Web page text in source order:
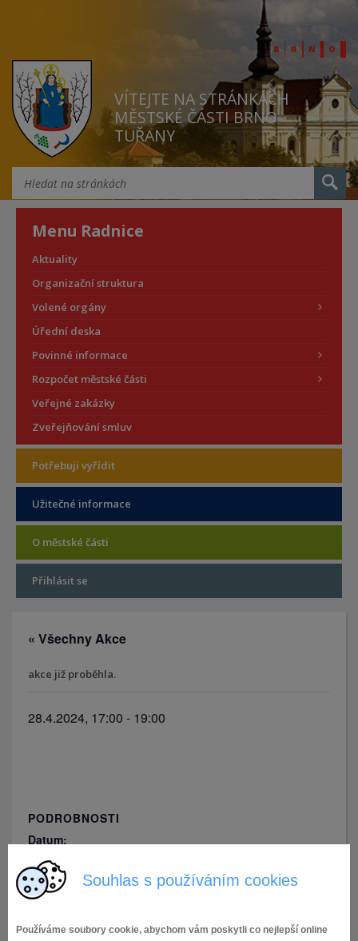
Souhlas s používáním cookies
Používáme soubory cookie, abychom vám poskytli co nejlepší online
VÍTEJTE NA STRÁNKÁCH
MĚSTSKÉ ČÁSTI BRNO
TUŘANY
Menu Radnice
Aktuality
Organizační struktura
Volené orgány
Úřední deska
Povinné informace
Rozpočet městské části
Veřejné zakázky
Zveřejňování smluv
Potřebuji vyřídit
Užitečné informace
O městské části
Přihlásit se
« Všechny Akce
akce již proběhla.
28.4.2024, 17:00 - 19:00
PODROBNOSTI
Datum:
28.4.2024
Čas: